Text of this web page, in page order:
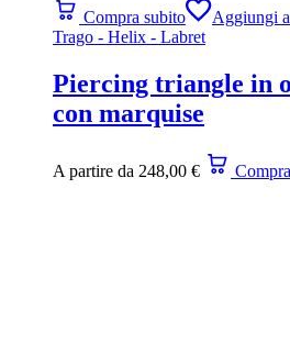
Compra subito
Aggiungi
Trago - Helix - Labret
Piercing triangle in
con marquise
A partire da 248,00 €